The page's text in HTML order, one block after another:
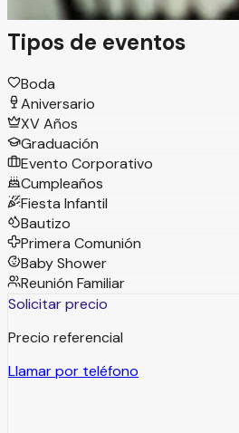
Tipos de eventos
Boda
Aniversario
XV Años
Graduación
Evento Corporativo
Cumpleaños
Fiesta Infantil
Bautizo
Primera Comunión
Baby Shower
Reunión Familiar
Solicitar precio
Precio referencial
Llamar por teléfono